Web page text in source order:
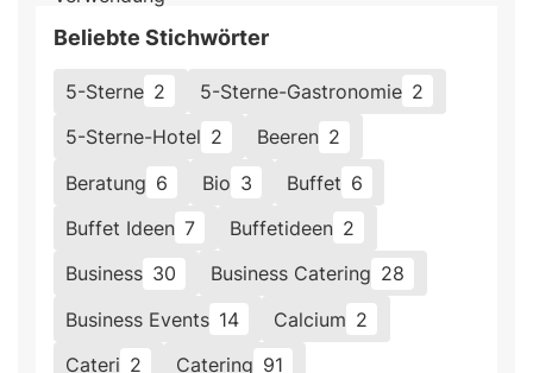
Beliebte Stichwörter
5-Sterne 2 5-Sterne-Gastronomie 2
5-Sterne-Hotel 2 Beeren 2
Beratung 6 Bio 3 Buffet 6
Buffet Ideen 7 Buffetideen 2
Business 30 Business Catering 28
Business Events 14 Calcium 2
Cateri 2 Catering 91